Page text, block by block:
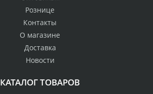
Рознице
Контакты
О магазине
Доставка
Новости
КАТАЛОГ ТОВАРОВ